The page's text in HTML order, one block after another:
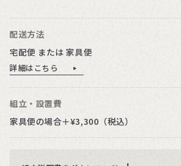
配送方法
宅配便 または 家具便
詳細はこちら
組立・設置費
家具便の場合＋¥3,300（税込）